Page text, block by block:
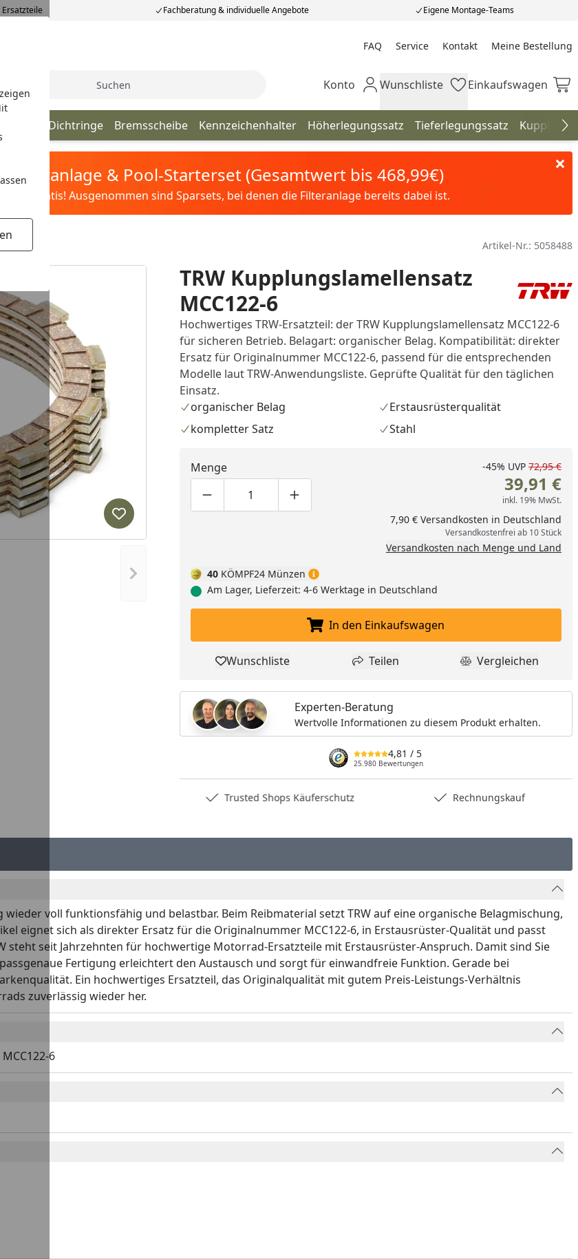
Ersatzteile Fachberatung & individuelle Angebote Eigene Montage-Teams
FAQ Service Kontakt Meine Bestellung
Meine Bestellung
Mein Konto
Konto Wunschliste
Wunschliste Einkaufswagen
Einkaufswagen
Dichtringe Bremsscheibe Kennzeichenhalter Höherlegungssatz Tieferlegungssatz
& Pool-Starterset (Gesamtwert bis 468,99€)
gratis! Ausgenommen sind Sparsets, bei denen die Filteranlage bereits dabei ist.
Artikel-Nr.: 5058488
Nächstes Bild anzeigen
Produkt zur Wunschliste hinzufügen
TRW Kupplungslamellensatz
MCC122-6
Hochwertiges TRW-Ersatzteil: der TRW Kupplungslamellensatz MCC122-6
für sicheren Betrieb. Belagart: organischer Belag. Kompatibilität: direkter
Ersatz für Originalnummer MCC122-6, passend für die entsprechenden
Modelle laut TRW-Anwendungsliste. Geprüfte Qualität für den täglichen
Einsatz.
organischer Belag
Erstausrüsterqualität
kompletter Satz
Stahl
Menge
Produktmenge um eins verringern
Produktmenge manuell eingeben
Produktmenge um eins erhöhen
-45% UVP 72,95 €
39,91 €
inkl. 19% MwSt.
7,90 € Versandkosten in Deutschland
Versandkostenfrei ab 10 Stück
Versandkosten nach Menge und Land
40 KÖMPF24 Münzen
Am Lager, Lieferzeit: 4-6 Werktage in Deutschland
In den Einkaufswagen legen
In den Einkaufswagen
Produkt zur Wunschliste hinzufügen
Wunschliste Teilen
Teilen Produkt
Vergleichen
Experten-Beratung
Wertvolle Informationen zu diesem Produkt erhalten.
4,81 / 5
25.980 Bewertungen
Trusted Shops Käuferschutz Rechnungskauf
voll funktionsfähig und belastbar. Beim Reibmaterial setzt TRW auf eine organische Belagmischung,
eignet sich als direkter Ersatz für die Originalnummer MCC122-6, in Erstausrüster-Qualität und passt
steht seit Jahrzehnten für hochwertige Motorrad-Ersatzteile mit Erstausrüster-Anspruch. Damit sind Sie
Fertigung erleichtert den Austausch und sorgt für einwandfreie Funktion. Gerade bei
Ein hochwertiges Ersatzteil, das Originalqualität mit gutem Preis-Leistungs-Verhältnis
zuverlässig wieder her.
6